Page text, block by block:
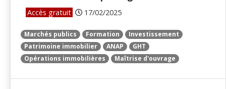
Accès gratuit 17/02/2025
Marchés publics Formation
Investissement
Patrimoine immobilier
ANAP
GHT
Opérations immobilières
Maîtrise d'ouvrage